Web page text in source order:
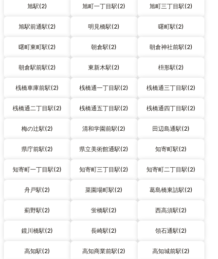
旭駅(2) 旭町一丁目駅(2) 旭町三丁目駅(2)
旭駅前通駅(2) 明見橋駅(2) 曙町駅(2)
曙町東町駅(2) 朝倉駅(2) 朝倉神社前駅(2)
朝倉駅前駅(2) 東新木駅(2) 枡形駅(2)
桟橋車庫前駅(2) 桟橋通一丁目駅(2) 桟橋通三丁目駅(2)
桟橋通二丁目駅(2) 桟橋通五丁目駅(2) 桟橋通四丁目駅(2)
梅の辻駅(2) 清和学園前駅(2) 田辺島通駅(2)
県庁前駅(2) 県立美術館通駅(2) 知寄町駅(2)
知寄町一丁目駅(2) 知寄町三丁目駅(2) 知寄町二丁目駅(2)
舟戸駅(2) 菜園場町駅(2) 葛島橋東詰駅(2)
薊野駅(2) 蛍橋駅(2) 西高須駅(2)
鏡川橋駅(2) 長崎駅(2) 領石通駅(2)
高知駅(2) 高知商業前駅(2) 高知城前駅(2)